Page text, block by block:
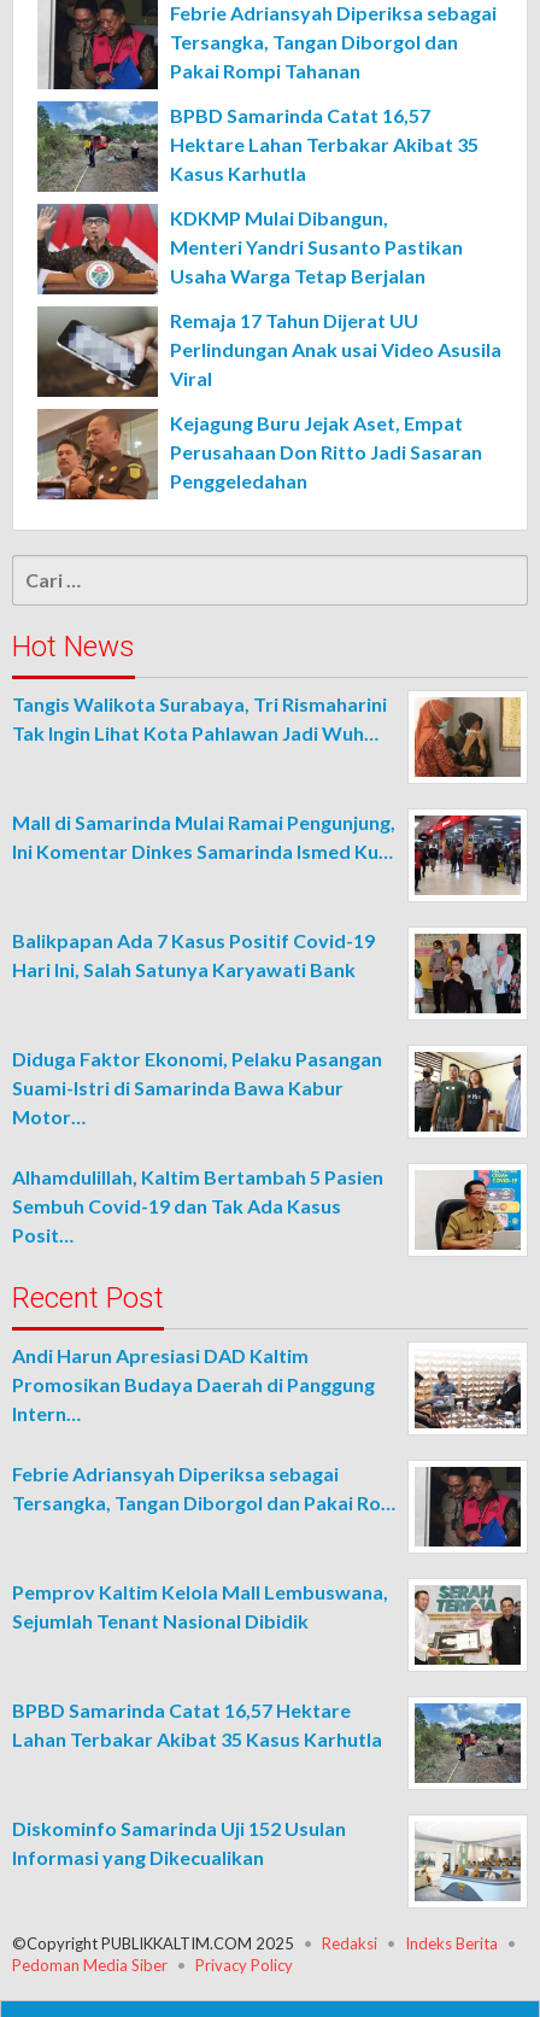
Febrie Adriansyah Diperiksa sebagai
Tersangka, Tangan Diborgol dan
Pakai Rompi Tahanan
BPBD Samarinda Catat 16,57
Hektare Lahan Terbakar Akibat 35
Kasus Karhutla
KDKMP Mulai Dibangun,
Menteri Yandri Susanto Pastikan
Usaha Warga Tetap Berjalan
Remaja 17 Tahun Dijerat UU
Perlindungan Anak usai Video Asusila
Viral
Kejagung Buru Jejak Aset, Empat
Perusahaan Don Ritto Jadi Sasaran
Penggeledahan
Cari
untuk:
Hot News
Tangis Walikota Surabaya, Tri Rismaharini
Tak Ingin Lihat Kota Pahlawan Jadi Wuh…
Mall di Samarinda Mulai Ramai Pengunjung,
Ini Komentar Dinkes Samarinda Ismed Ku…
Balikpapan Ada 7 Kasus Positif Covid-19
Hari Ini, Salah Satunya Karyawati Bank
Diduga Faktor Ekonomi, Pelaku Pasangan
Suami-Istri di Samarinda Bawa Kabur
Motor…
Alhamdulillah, Kaltim Bertambah 5 Pasien
Sembuh Covid-19 dan Tak Ada Kasus
Posit…
Recent Post
Andi Harun Apresiasi DAD Kaltim
Promosikan Budaya Daerah di Panggung
Intern…
Febrie Adriansyah Diperiksa sebagai
Tersangka, Tangan Diborgol dan Pakai Ro…
Pemprov Kaltim Kelola Mall Lembuswana,
Sejumlah Tenant Nasional Dibidik
BPBD Samarinda Catat 16,57 Hektare
Lahan Terbakar Akibat 35 Kasus Karhutla
Diskominfo Samarinda Uji 152 Usulan
Informasi yang Dikecualikan
©Copyright PUBLIKKALTIM.COM 2025 Redaksi
Indeks Berita
Pedoman Media Siber
Privacy Policy